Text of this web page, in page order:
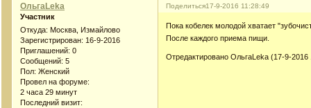
Поделиться17-9-2016 11:28:49
ОльгаLeka
Участник
Откуда: Москва, Измайлово
Зарегистрирован: 16-9-2016
Приглашений: 0
Сообщений: 5
Пол: Женский
Провел на форуме:
2 часа 29 минут
Последний визит:
Пока кобелек молодой хватает
После каждого приема пищи.
Отредактировано ОльгаLeka (17-9-2016